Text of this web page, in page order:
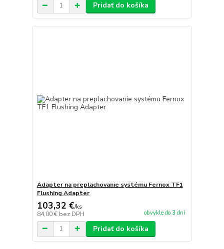
Pridať do košíka
Adapter na preplachovanie systému Fernox TF1
Flushing Adapter
103,32 €/ks
84,00 € bez DPH obvykle do 3 dní
Pridať do košíka